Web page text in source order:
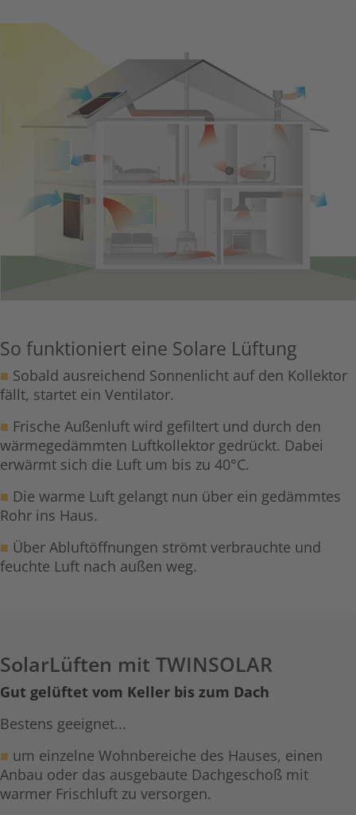
So funktioniert eine Solare Lüftung
■ Sobald ausreichend Sonnenlicht auf den Kollektor
fällt, startet ein Ventilator.
■ Frische Außenluft wird gefiltert und durch den
wärmegedämmten Luftkollektor gedrückt. Dabei
erwärmt sich die Luft um bis zu 40°C.
■ Die warme Luft gelangt nun über ein gedämmtes
Rohr ins Haus.
■ Über Abluftöffnungen strömt verbrauchte und
feuchte Luft nach außen weg.
SolarLüften mit TWINSOLAR
Gut gelüftet vom Keller bis zum Dach
Bestens geeignet...
■ um einzelne Wohnbereiche des Hauses, einen
Anbau oder das ausgebaute Dachgeschoß mit
warmer Frischluft zu versorgen.